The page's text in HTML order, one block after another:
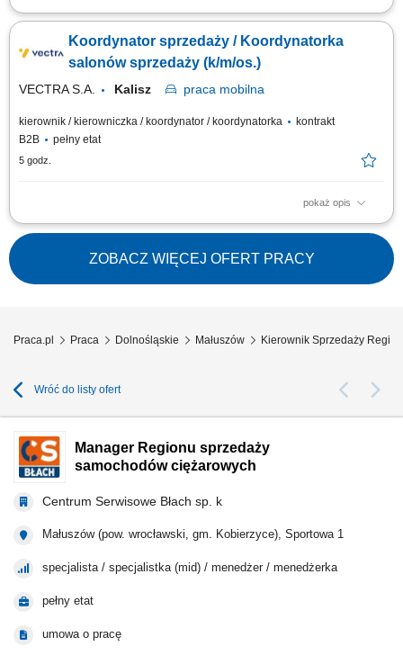
Twoje zadania: aktywne pozyskiwanie nowych dealerów i rozwój sieci
rozwijanie długoterminowych relacji z obecnymi partnerami handlowymi,
realizacja założonych celów sprzedażowych i budżetowych, prowadzenie
Koordynator sprzedaży / Koordynatorka
salonów sprzedaży (k/m/os.)
VECTRA S.A. Kalisz praca mobilna
kierownik / kierowniczka / koordynator / koordynatorka
kontrakt
B2B
pełny etat
5 godz.
pokaż opis
Zadania: Realizacja strategicznych celów handlowych i dbanie o retencję;
Kontrola sprawności operacyjnej placówek w obszarze; Merytoryczne
wsparcie zespołu w realizacji codziennych zadań; Dbanie o wiedzę
zespołu w zakresie promocji i standardów sieci; Ewaluacja pracy zespołu
pod kątem...
ZOBACZ WIĘCEJ OFERT PRACY
Praca.pl Praca Dolnośląskie Małuszów Kierownik Sprzedaży
Wróć do listy ofert
Manager Regionu sprzedaży
samochodów ciężarowych
Centrum Serwisowe Błach sp. k
Małuszów (pow. wrocławski, gm. Kobierzyce), Sportowa 1
specjalista / specjalistka (mid) / menedżer / menedżerka
pełny etat
umowa o pracę